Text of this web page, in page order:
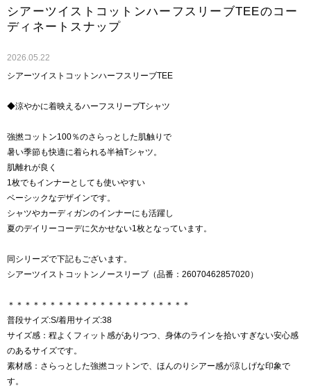
シアーツイストコットンハーフスリーブTEEのコー
ディネートスナップ
2026.05.22
シアーツイストコットンハーフスリーブTEE
◆涼やかに着映えるハーフスリーブTシャツ
強撚コットン100％のさらっとした肌触りで
暑い季節も快適に着られる半袖Tシャツ。
肌離れが良く
1枚でもインナーとしても使いやすい
ベーシックなデザインです。
シャツやカーディガンのインナーにも活躍し
夏のデイリーコーデに欠かせない1枚となっています。
同シリーズで下記もございます。
シアーツイストコットンノースリーブ（品番：26070462857020）
＊＊＊＊＊＊＊＊＊＊＊＊＊＊＊＊＊＊＊＊＊＊
普段サイズ:S/着用サイズ:38
サイズ感：程よくフィット感がありつつ、身体のラインを拾いすぎない安心感
のあるサイズです。
素材感：さらっとした強撚コットンで、ほんのりシアー感が涼しげな印象で
す。